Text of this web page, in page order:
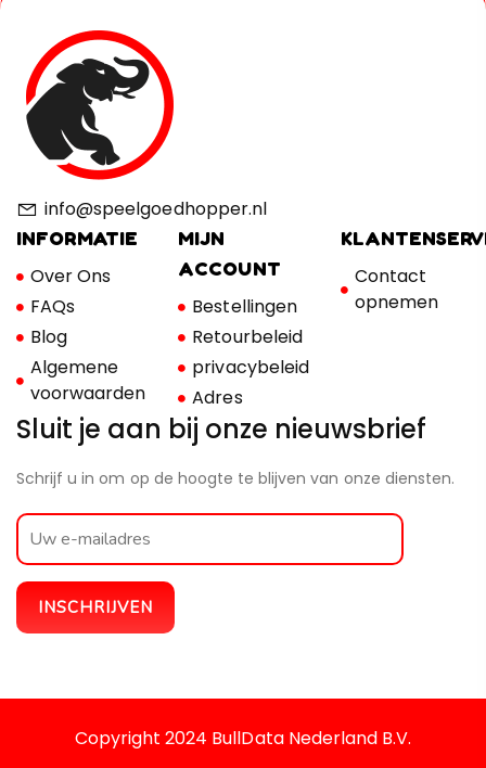
info@speelgoedhopper.nl
INFORMATIE
Over Ons
FAQs
Blog
Algemene
voorwaarden
MIJN
ACCOUNT
Bestellingen
Retourbeleid
privacybeleid
Adres
Contact
opnemen
Sluit je aan bij onze nieuwsbrief
Schrijf u in om op de hoogte te blijven van onze diensten.
Copyright 2024 BullData Nederland B.V.